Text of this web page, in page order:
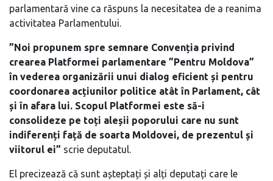
parlamentară vine ca răspuns la necesitatea de a reanima
activitatea Parlamentului.
”Noi propunem spre semnare Convenția privind
crearea Platformei parlamentare ”Pentru Moldova”
în vederea organizării unui dialog eficient și pentru
coordonarea acțiunilor politice atât în Parlament, cât
și în afara lui. Scopul Platformei este să-i
consolideze pe toți aleșii poporului care nu sunt
indiferenți față de soarta Moldovei, de prezentul și
viitorul ei” scrie deputatul.
El precizează că sunt așteptați și alți deputați care le